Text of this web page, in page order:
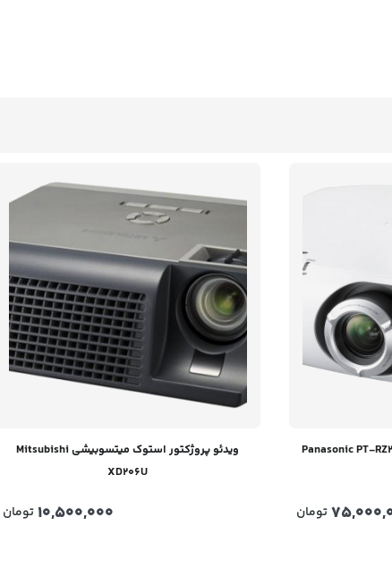
تومان
ویدئو پروژکتور استوک میتسوبیشی Mitsubishi
XD206U
10,500,000 تومان